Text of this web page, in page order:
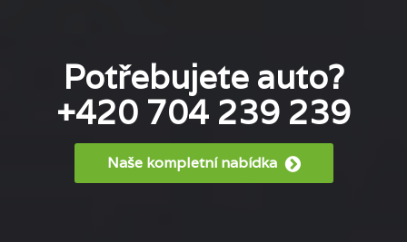
Potřebujete auto?
+420 704 239 239
Naše kompletní nabídka